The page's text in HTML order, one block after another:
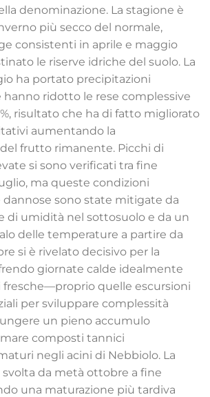
denominazione. La stagione è
più secco del normale,
consistenti in aprile e maggio
le riserve idriche del suolo. La
ha portato precipitazioni
ridotto le rese complessive
risultato che ha di fatto migliorato
aumentando la
frutto rimanente. Picchi di
si sono verificati tra fine
ma queste condizioni
sono state mitigate da
di umidità nel sottosuolo e da un
delle temperature a partire da
si è rivelato decisivo per la
giornate calde idealmente
quelle escursioni
per sviluppare complessità
un pieno accumulo
composti tannici
negli acini di Nebbiolo. La
da metà ottobre a fine
una maturazione più tardiva